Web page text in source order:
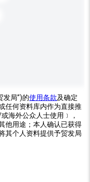
发局”)的使用条款及确定
任何资料库内作为直接推
海外公众人士使用﹞，
他用途；本人确认已获得
其个人资料提供予贸发局